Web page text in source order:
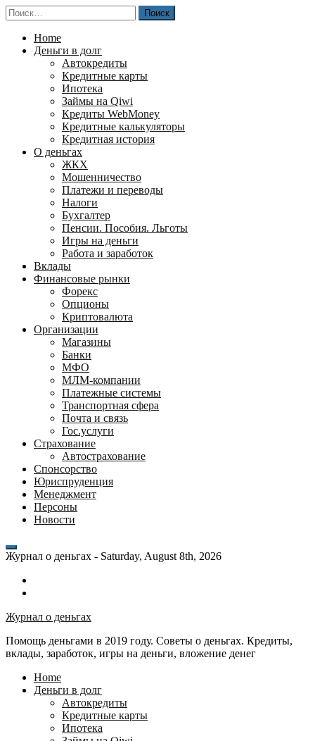
Перейти
к
содержимому
Найти:
Home
Деньги в долг
Автокредиты
Кредитные карты
Ипотека
Займы на Qiwi
Кредиты WebMoney
Кредитные калькуляторы
Кредитная история
О деньгах
ЖКХ
Мошенничество
Платежи и переводы
Налоги
Бухгалтер
Пенсии. Пособия. Льготы
Игры на деньги
Работа и заработок
Вклады
Финансовые рынки
Форекс
Опционы
Криптовалюта
Организации
Магазины
Банки
МФО
МЛМ-компании
Платежные системы
Транспортная сфера
Почта и связь
Гос.услуги
Страхование
Автострахование
Спонсорство
Юриспруденция
Менеджмент
Персоны
Новости
Журнал о деньгах - Saturday, August 8th, 2026
банка
24
для
лиц
взять
WebMoney?
Журнал о деньгах
Помощь деньгами в 2019 году. Советы о деньгах. Кредиты,
вклады, заработок, игры на деньги, вложение денег
Home
Деньги в долг
Автокредиты
Кредитные карты
Ипотека